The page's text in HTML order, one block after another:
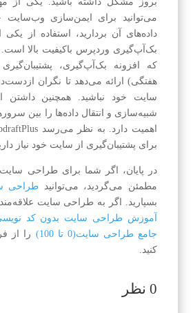
می‌توانید برای ایمن‌سازی
داده‌های آن بردارید، استفاده از یکی
بک‌آپ‌گیری وردپرس باکیفیت بالا است.
که افزونه بک‌آپ‌گیری، پشتیبان‌گیری
هفتگی) ارائه می‌دهد تا نگران
سایت خود نباشید. همچنین داشتن
شبیه‌سازی و انتقال داده‌ها را بین
برای پشتیبان‌گیری از سایت خود نیاز
در پایان، اگر شما برای طراحی
مطمئن می‌گردید، می‌توانید طراحی
بسپارید. اگر به طراحی سایت علاقه‌مند
آموزش طراحی سایت بدون کد
جامع طراحی سایت(0 تا 100)
را از
کنید.
0 نظر